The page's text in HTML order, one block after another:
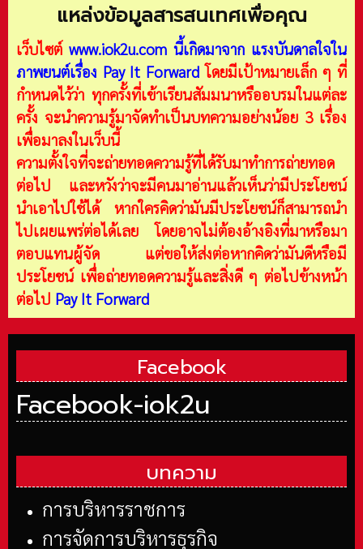
แหล่งข้อมูลสารสนเทศเพื่อคุณ
เว็บไซต์ www.iok2u.com นี้เกิดมาจาก แรงบันดาลใจใน
ภาพยนต์เรื่อง Pay It Forward โดยมีเป้าหมายเล็ก ๆ ที่
กำหนดไว้ว่า ทุกครั้งที่เข้าเรียนสัมมนาหรืออบรมในแต่ละ
ครั้ง จะนำความรู้มาจัดทำเป็นบทความอย่างน้อย 3 เรื่อง
เพื่อมาลงในเว็บนี้
ความตั้งใจที่จะถ่ายทอดความรู้ที่ได้รับมาทำการถ่ายทอด
ต่อไป และหวังว่าจะมีคนมาอ่านแล้วเห็นว่ามีประโยชน์
นำเอาไปใช้ได้ หากใครคิดว่ามันมีประโยชน์ก็สามารถนำ
ไปเผยแพร่ต่อได้เลย โดยอาจไม่ต้องอ้างอิงที่มาหรือมา
ตอบแทนผู้จัด แต่ขอให้ส่งต่อหากคิดว่ามันดีหรือมี
ประโยชน์ เพื่อถ่ายทอดความรู้และสิ่งดี ๆ ต่อไปข้างหน้า
ต่อไป Pay It Forward
Facebook
Facebook-iok2u
บทความ
การบริหารราชการ
การจัดการบริหารธุรกิจ